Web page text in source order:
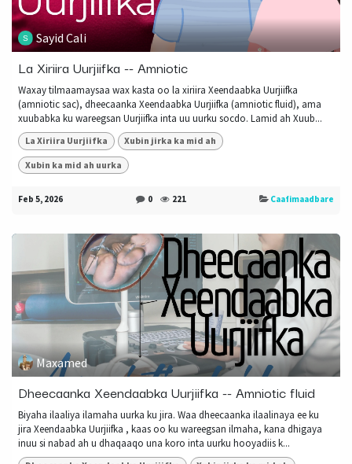
Sayid Cali
La Xiriira Uurjiifka -- Amniotic
Waxay tilmaamaysaa wax kasta oo la xiriira Xeendaabka Uurjiifka
(amniotic sac), dheecaanka Xeendaabka Uurjiifka (amniotic fluid), ama
xuubabka ku wareegsan Uurjiifka inta uu uurku socdo. Lamid ah Xuub...
La Xiriira Uurjiifka Xubin jirka ka mid ah
Xubin ka mid ah uurka
Feb 5, 2026 0 221 Caafimaadbare
Maxamed
Dheecaanka Xeendaabka Uurjiifka -- Amniotic fluid
Biyaha ilaaliya ilamaha uurka ku jira. Waa dheecaanka ilaalinaya ee ku
jira Xeendaabka Uurjiifka , kaas oo ku wareegsan ilmaha, kana dhigaya
inuu si nabad ah u dhaqaaqo una koro inta uurku hooyadiis k...